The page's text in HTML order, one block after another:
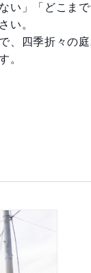
い」「どこま
い。
、四季折々の
。